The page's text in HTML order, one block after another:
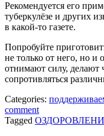
Рекомендуется его
туберкулёзе и других
в какой-то газете.
Попробуйте
не только от него, но и
отнимают силу, делают
сопротивляться
Categories:
comment
Tagged